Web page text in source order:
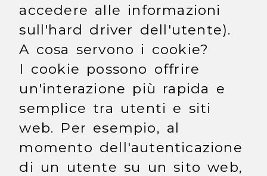
accedere alle informazioni
sull'hard driver dell'utente).
A cosa servono i cookie?
I cookie possono offrire
un'interazione più rapida e
semplice tra utenti e siti
web. Per esempio, al
momento dell'autenticazione
di un utente su un sito web,